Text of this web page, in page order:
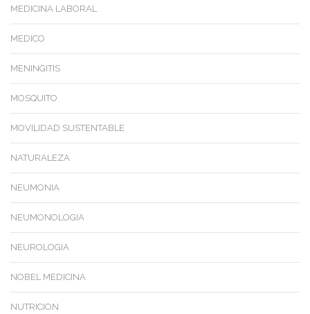
MEDICINA LABORAL
MEDICO
MENINGITIS
MOSQUITO
MOVILIDAD SUSTENTABLE
NATURALEZA
NEUMONIA
NEUMONOLOGIA
NEUROLOGIA
NOBEL MEDICINA
NUTRICION